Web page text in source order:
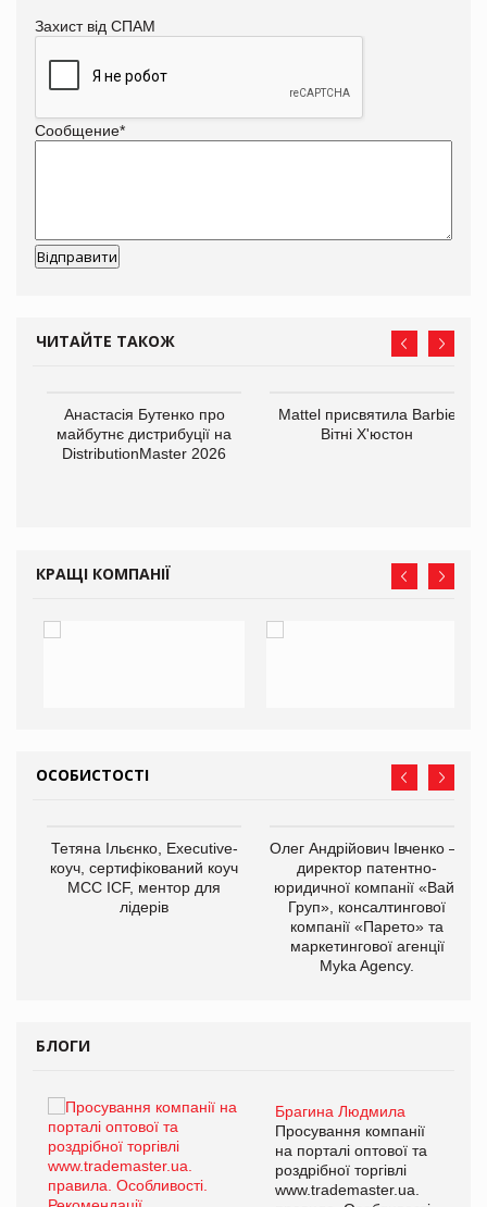
Захист від СПАМ
Сообщение*
ЧИТАЙТЕ ТАКОЖ
Анастасія Бутенко про
майбутнє дистрибуції на
DistributionMaster 2026
Mattel присвятила Barbie
Вітні Х'юстон
КРАЩІ КОМПАНІЇ
ОСОБИСТОСТІ
Тетяна Ільєнко, Executive-
коуч, сертифікований коуч
МСС ICF, ментор для
лідерів
Олег Андрійович Івченко —
директор патентно-
юридичної компанії «Вайз
Груп», консалтингової
компанії «Парето» та
маркетингової агенції
Myka Agency.
БЛОГИ
Брагина Людмила
Просування компанії
на порталі оптової та
роздрібної торгівлі
www.trademaster.ua.